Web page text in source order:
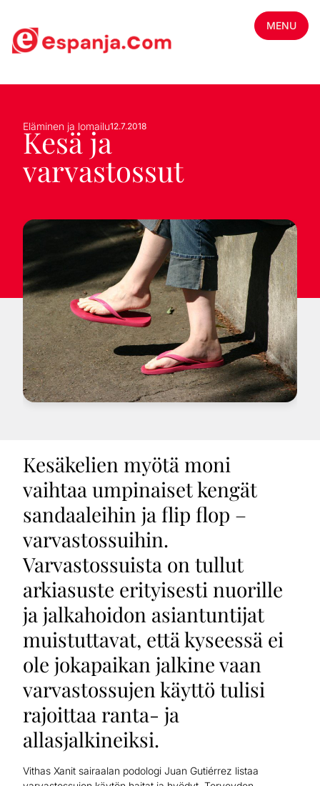
MENU
Eläminen ja lomailu12.7.2018
Kesä ja
varvastossut
Kesäkelien myötä moni
vaihtaa umpinaiset kengät
sandaaleihin ja flip flop –
varvastossuihin.
Varvastossuista on tullut
arkiasuste erityisesti nuorille
ja jalkahoidon asiantuntijat
muistuttavat, että kyseessä ei
ole jokapaikan jalkine vaan
varvastossujen käyttö tulisi
rajoittaa ranta- ja
allasjalkineiksi.
Vithas Xanit sairaalan podologi Juan Gutiérrez listaa